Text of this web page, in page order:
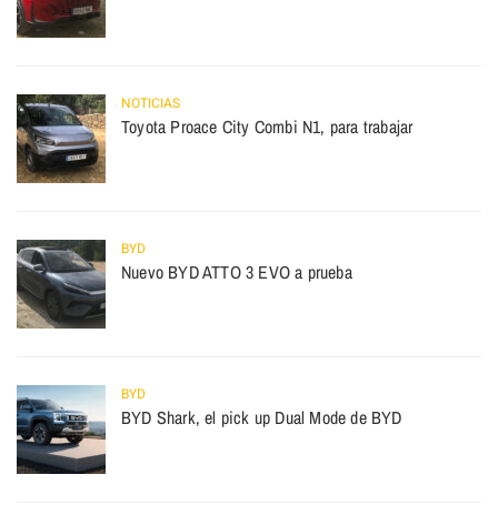
NOTICIAS
Toyota Proace City Combi N1, para trabajar
BYD
Nuevo BYD ATTO 3 EVO a prueba
BYD
BYD Shark, el pick up Dual Mode de BYD